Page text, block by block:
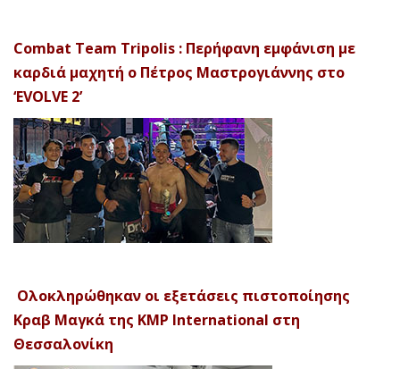
Combat Team Tripolis : Περήφανη εμφάνιση με
καρδιά μαχητή ο Πέτρος Μαστρογιάννης στο
‘EVOLVE 2’
Ολοκληρώθηκαν οι εξετάσεις πιστοποίησης
Κραβ Μαγκά της KMP International στη
Θεσσαλονίκη